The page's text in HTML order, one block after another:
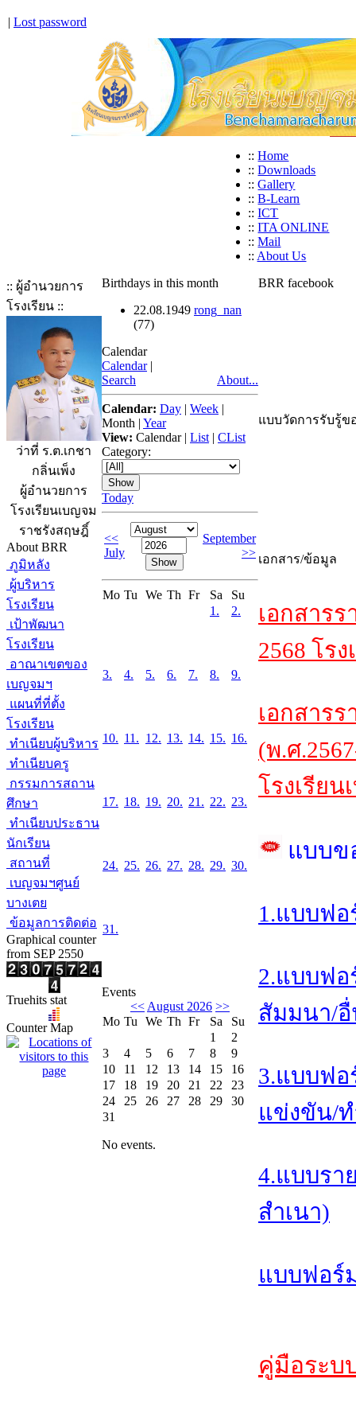
| Lost password
:: Home
:: Downloads
:: Gallery
:: B-Learn
:: ICT
:: ITA ONLINE
:: Mail
:: About Us
:: ผู้อำนวยการ
โรงเรียน ::
ว่าที่ ร.ต.เกชา
กลิ่นเพ็ง
ผู้อำนวยการ
โรงเรียนเบญจม
ราชรังสฤษฎิ์
About BRR
ภูมิหลัง
ผู้บริหาร
โรงเรียน
เป้าพัฒนา
โรงเรียน
อาณาเขตของ
เบญจมฯ
แผนที่ที่ตั้ง
โรงเรียน
ทำเนียบผู้บริหาร
ทำเนียบครู
กรรมการสถาน
ศึกษา
ทำเนียบประธาน
นักเรียน
สถานที่
เบญจมฯศูนย์
บางเตย
ข้อมูลการติดต่อ
Graphical counter
from SEP 2550
Truehits stat
Counter Map
Birthdays in this month
22.08.1949 rong_nan
(77)
Calendar
Calendar |
Search
About...
Calendar: Day | Week |
Month | Year
View: Calendar| List | CList
Category:
Today
<<
July
September
>>
Mo Tu We Th Fr Sa
Su
1.
2.
3. 4. 5. 6. 7. 8. 9.
10. 11. 12. 13. 14. 15. 16.
17. 18. 19. 20. 21. 22. 23.
24. 25. 26. 27. 28. 29. 30.
31.
Events
<< August 2026 >>
Mo Tu We Th Fr Sa
Su
1
2
3
4 5 6 7 8
9
10
11 12 13 14 15
16
17
18 19 20 21 22
23
24
25 26 27 28 29
30
31
No events.
BRR facebook
แบบวัดการรับรู้ข
เอกสาร/ข้อมูล
เอกสาร
2568 โร
เอกสาร
(พ.ศ
โรงเรีย
แบบข
1.แบบฟ
2.แบบฟ
สัมมนา/
3.แบบฟอ
แข่งขัน/
4.แบบรา
สำเนา)
แบบฟอร์
คู่มือระบ